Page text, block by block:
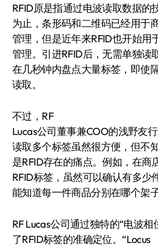
RFID原是指通过电波读取数据的
为止，条形码和二维码已经用于
管理，但是近年来RFID也开始用
管理。引进RFID后，无需单独读
在几秒钟内盘点大量标签，即使
读取。
不过，RF
Lucas公司董事兼COO的浅野友
读取多个标签虽然很方便，但不
是RFID存在的痛点。例如，在商
RFID标签，虽然可以确认有多少
能知道每一件商品分别在哪个架子
RF Lucas公司通过独特的“电波相
了RFID标签的准确定位。“Locus